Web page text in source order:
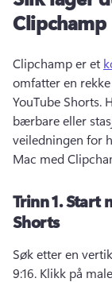
Clipchamp
Clipchamp er et
omfatter en rekke
YouTube Shorts.
bærbare eller
veiledningen for
Mac med
Trinn 1.Start
Shorts
Søk etter en
9:16. Klikk på